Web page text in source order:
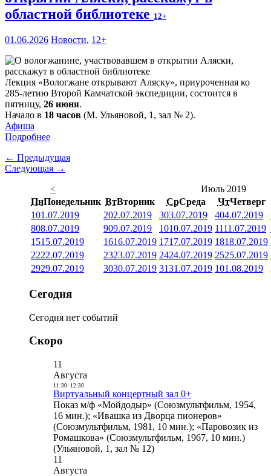
областной библиотеке 12+
01.06.2026 Новости, 12+
Лекция «Вологжане открывают Аляску», приуроченная ко
285-летию Второй Камчатской экспедиции, состоится в
пятницу, 26 июня.
Начало в 18 часов (М. Ульяновой, 1, зал № 2).
Афиша
Подробнее
← Предыдущая
Следующая →
<
Июль 2019
ПнПонедельник ВтВторник СрСреда ЧтЧетверг
101.07.2019 202.07.2019 303.07.2019 404.07.2019
808.07.2019 909.07.2019 1010.07.2019 1111.07.2019
1515.07.2019 1616.07.2019 1717.07.2019 1818.07.2019
2222.07.2019 2323.07.2019 2424.07.2019 2525.07.2019
2929.07.2019 3030.07.2019 3131.07.2019 101.08.2019
Сегодня
Сегодня нет событий
Скоро
11
Августа
11:30- 12:30
Виртуальный концертный зал 0+
Показ м/ф «Мойдодыр» (Союзмультфильм, 1954,
16 мин.); «Ивашка из Дворца пионеров»
(Союзмультфильм, 1981, 10 мин.); «Паровозик из
Ромашкова» (Союзмультфильм, 1967, 10 мин.)
(Ульяновой, 1, зал № 12)
11
Августа